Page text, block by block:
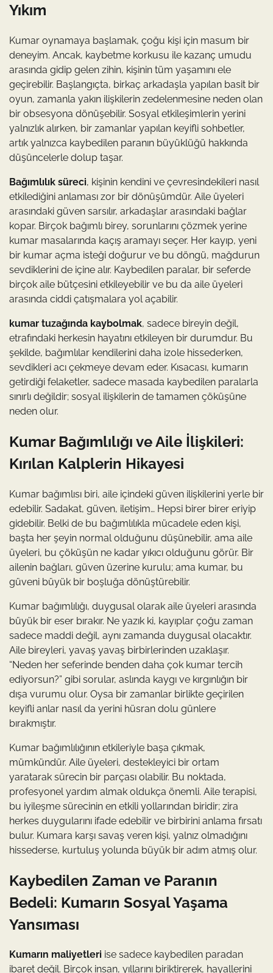
Yıkım
Kumar oynamaya başlamak, çoğu kişi için masum bir
deneyim. Ancak, kaybetme korkusu ile kazanç umudu
arasında gidip gelen zihin, kişinin tüm yaşamını ele
geçirebilir. Başlangıçta, birkaç arkadaşla yapılan basit bir
oyun, zamanla yakın ilişkilerin zedelenmesine neden olan
bir obsesyona dönüşebilir. Sosyal etkileşimlerin yerini
yalnızlık alırken, bir zamanlar yapılan keyifli sohbetler,
artık yalnızca kaybedilen paranın büyüklüğü hakkında
düşüncelerle dolup taşar.
Bağımlılık süreci, kişinin kendini ve çevresindekileri nasıl
etkilediğini anlaması zor bir dönüşümdür. Aile üyeleri
arasındaki güven sarsılır, arkadaşlar arasındaki bağlar
kopar. Birçok bağımlı birey, sorunlarını çözmek yerine
kumar masalarında kaçış aramayı seçer. Her kayıp, yeni
bir kumar açma isteği doğurur ve bu döngü, mağdurun
sevdiklerini de içine alır. Kaybedilen paralar, bir seferde
birçok aile bütçesini etkileyebilir ve bu da aile üyeleri
arasında ciddi çatışmalara yol açabilir.
kumar tuzağında kaybolmak, sadece bireyin değil,
etrafındaki herkesin hayatını etkileyen bir durumdur. Bu
şekilde, bağımlılar kendilerini daha izole hissederken,
sevdikleri acı çekmeye devam eder. Kısacası, kumarın
getirdiği felaketler, sadece masada kaybedilen paralarla
sınırlı değildir; sosyal ilişkilerin de tamamen çöküşüne
neden olur.
Kumar Bağımlılığı ve Aile İlişkileri:
Kırılan Kalplerin Hikayesi
Kumar bağımlısı biri, aile içindeki güven ilişkilerini yerle bir
edebilir. Sadakat, güven, iletişim… Hepsi birer birer eriyip
gidebilir. Belki de bu bağımlılıkla mücadele eden kişi,
başta her şeyin normal olduğunu düşünebilir, ama aile
üyeleri, bu çöküşün ne kadar yıkıcı olduğunu görür. Bir
ailenin bağları, güven üzerine kurulu; ama kumar, bu
güveni büyük bir boşluğa dönüştürebilir.
Kumar bağımlılığı, duygusal olarak aile üyeleri arasında
büyük bir eser bırakır. Ne yazık ki, kayıplar çoğu zaman
sadece maddi değil, aynı zamanda duygusal olacaktır.
Aile bireyleri, yavaş yavaş birbirlerinden uzaklaşır.
“Neden her seferinde benden daha çok kumar tercih
ediyorsun?” gibi sorular, aslında kaygı ve kırgınlığın bir
dışa vurumu olur. Oysa bir zamanlar birlikte geçirilen
keyifli anlar nasıl da yerini hüsran dolu günlere
bırakmıştır.
Kumar bağımlılığının etkileriyle başa çıkmak,
mümkündür. Aile üyeleri, destekleyici bir ortam
yaratarak sürecin bir parçası olabilir. Bu noktada,
profesyonel yardım almak oldukça önemli. Aile terapisi,
bu iyileşme sürecinin en etkili yollarından biridir; zira
herkes duygularını ifade edebilir ve birbirini anlama fırsatı
bulur. Kumara karşı savaş veren kişi, yalnız olmadığını
hissederse, kurtuluş yolunda büyük bir adım atmış olur.
Kaybedilen Zaman ve Paranın
Bedeli: Kumarın Sosyal Yaşama
Yansıması
Kumarın maliyetleri ise sadece kaybedilen paradan
ibaret değil. Birçok insan, yıllarını biriktirerek, hayallerini